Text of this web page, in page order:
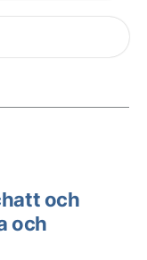
och
och